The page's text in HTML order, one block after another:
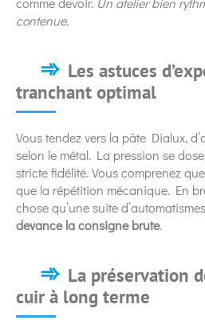
contenue.
Les astuces
tranchant optimal
Vous tendez vers la pâte Dialux,
selon le métal. La pression se
stricte fidélité. Vous comprenez
que la répétition mécanique. En
chose qu’une suite
devance la consigne brute.
La préservation
cuir à long terme